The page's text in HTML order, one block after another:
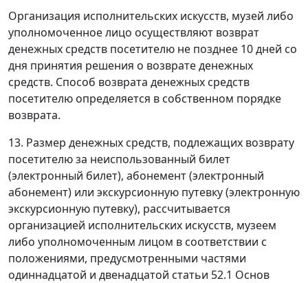
Организация исполнительских искусств, музей либо
уполномоченное лицо осуществляют возврат
денежных средств посетителю не позднее 10 дней со
дня принятия решения о возврате денежных
средств. Способ возврата денежных средств
посетителю определяется в собственном порядке
возврата.
13. Размер денежных средств, подлежащих возврату
посетителю за неиспользованный билет
(электронный билет), абонемент (электронный
абонемент) или экскурсионную путевку (электронную
экскурсионную путевку), рассчитывается
организацией исполнительских искусств, музеем
либо уполномоченным лицом в соответствии с
положениями, предусмотренными частями
одиннадцатой и двенадцатой статьи 52.1 Основ